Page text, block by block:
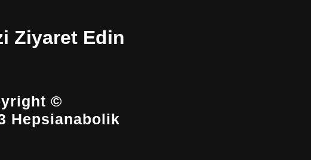
Ziyaret Edin
©
Hepsianabolik